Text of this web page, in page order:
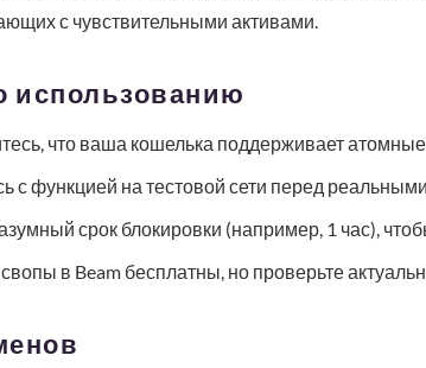
с чувствительными активами.
использованию
что ваша кошелька поддерживает
с функцией на тестовой сети перед
срок блокировки (например, 1 час),
в Beam бесплатны, но проверьте